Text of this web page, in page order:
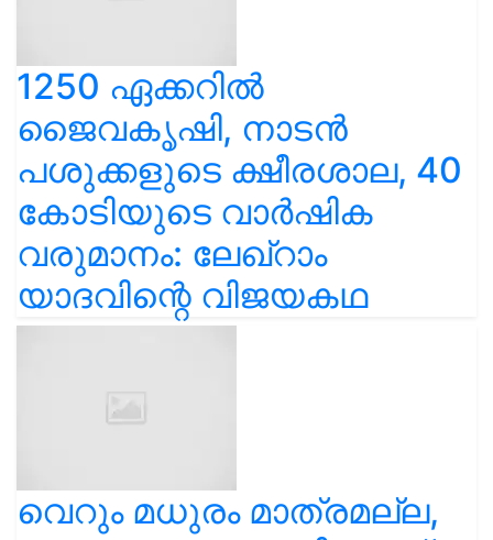
1250 ഏക്കറിൽ
ജൈവകൃഷി, നാടൻ
പശുക്കളുടെ ക്ഷീരശാല, 40
കോടിയുടെ വാർഷിക
വരുമാനം: ലേഖ്‌റാം
യാദവിന്റെ വിജയകഥ
വെറും മധുരം മാത്രമല്ല,